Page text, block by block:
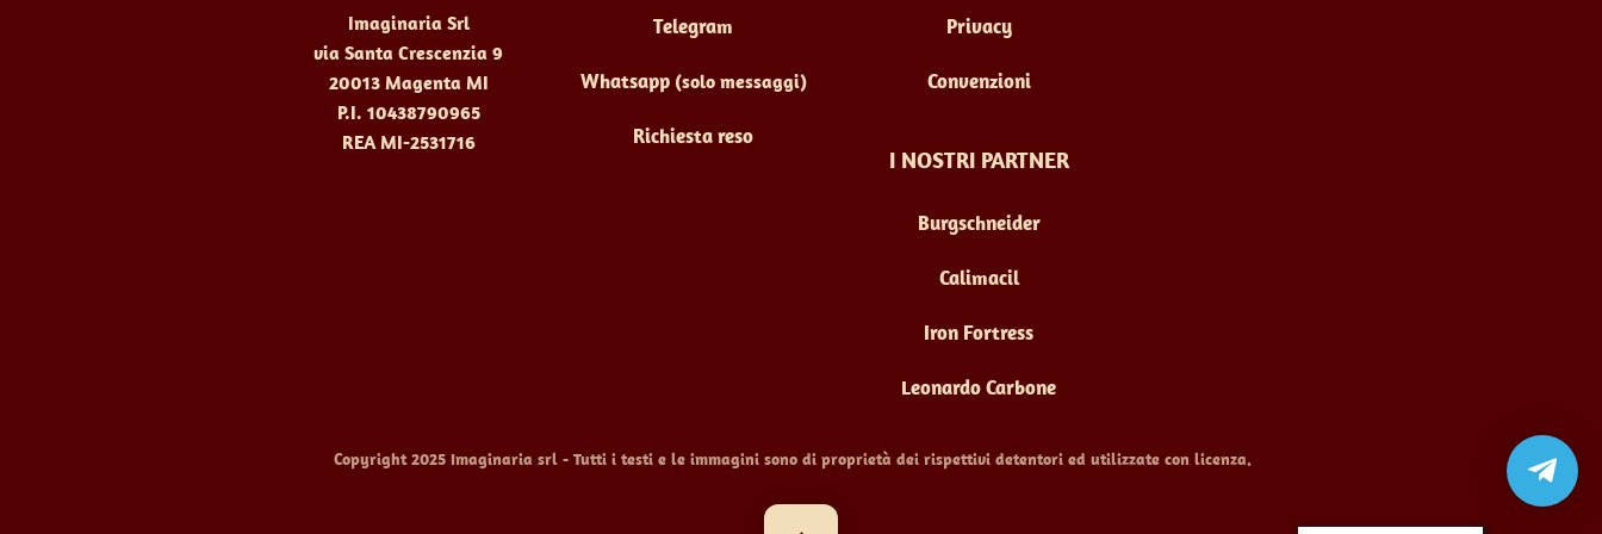
Imaginaria Srl
via Santa Crescenzia 9
20013 Magenta MI
P.I. 10438790965
REA MI-2531716
Telegram
Whatsapp(solo messaggi)
Richiesta reso
Privacy
Convenzioni
I NOSTRI PARTNER
Burgschneider
Calimacil
Iron Fortress
Leonardo Carbone
Copyright 2025 Imaginaria srl - Tutti i testi e le immagini sono di proprietà dei rispettivi detentori ed utilizzate con licenza.